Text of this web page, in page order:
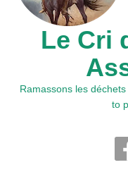
Le Cri
Ramassons les
to